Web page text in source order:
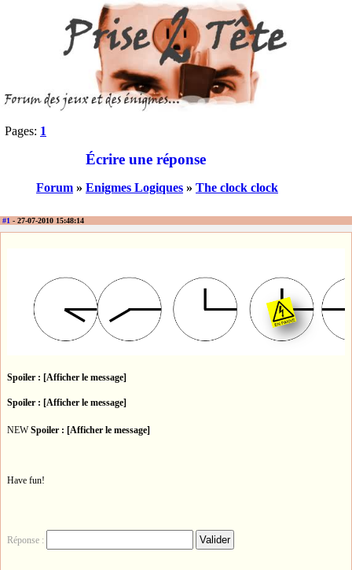
Pages: 1
Écrire une réponse
Forum » Enigmes Logiques » The clock clock
#1 - 27-07-2010 15:48:14
Spoiler : [Afficher le message]
Spoiler : [Afficher le message]
NEWSpoiler : [Afficher le message]
Have fun!
Réponse :